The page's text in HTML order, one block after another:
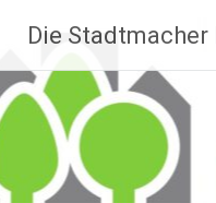
Inhalt
springen
Die Stadtmacher